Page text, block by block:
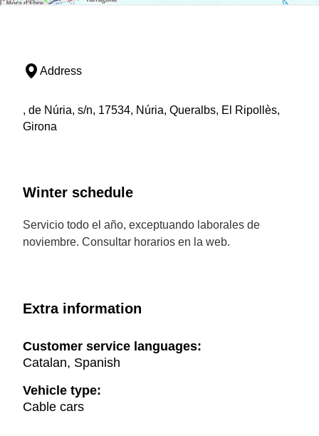
Address
, de Núria, s/n, 17534, Núria, Queralbs, El Ripollès,
Girona
Winter schedule
Servicio todo el año, exceptuando laborales de
noviembre. Consultar horarios en la web.
Extra information
Customer service languages:
Catalan, Spanish
Vehicle type:
Cable cars